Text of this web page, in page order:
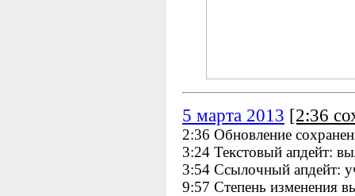
5 марта 2013 [2:36
2:36 Обновление
3:24 Текстовый апдейт:
3:54 Ссылочный апдейт:
9:57 Степень изменения